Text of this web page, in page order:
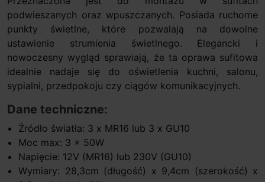
podwieszanych oraz wpuszczanych. Posiada ruchome
punkty świetlne, które pozwalają na dowolne
ustawienie strumienia świetlnego. Elegancki i
nowoczesny wygląd sprawiają, że ta oprawa sufitowa
idealnie nadaje się do oświetlenia kuchni, salonu,
sypialni, przedpokoju czy ciągów komunikacyjnych.
Dane techniczne:
Źródło światła: 3 x MR16 lub 3 x GU10
Moc max: 3 x 50W
Napięcie: 12V (MR16) lub 230V (GU10)
Wymiary: 28,3cm (długość) x 9,4cm (szerokość) x